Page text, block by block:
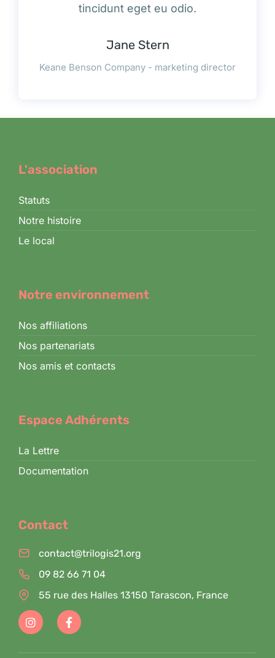
tincidunt eget eu odio.
Jane Stern
Keane Benson Company - marketing director
L'association
Statuts
Notre histoire
Le local
Notre environnement
Nos affiliations
Nos partenariats
Nos amis et contacts
Espace Adhérents
La Lettre
Documentation
Contact
contact@trilogis21.org
09 82 66 71 04
55 rue des Halles 13150 Tarascon, France